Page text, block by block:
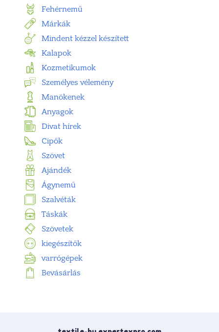
Fehérnemű
Márkák
Mindent kézzel készített
Kalapok
Kozmetikumok
Személyes vélemény
Manökenek
Anyagok
Divat hírek
Cipők
Szövet
Ajándék
Ágynemű
Szalvéták
Táskák
Szövetek
kiegészítők
varrógépek
Bevásárlás